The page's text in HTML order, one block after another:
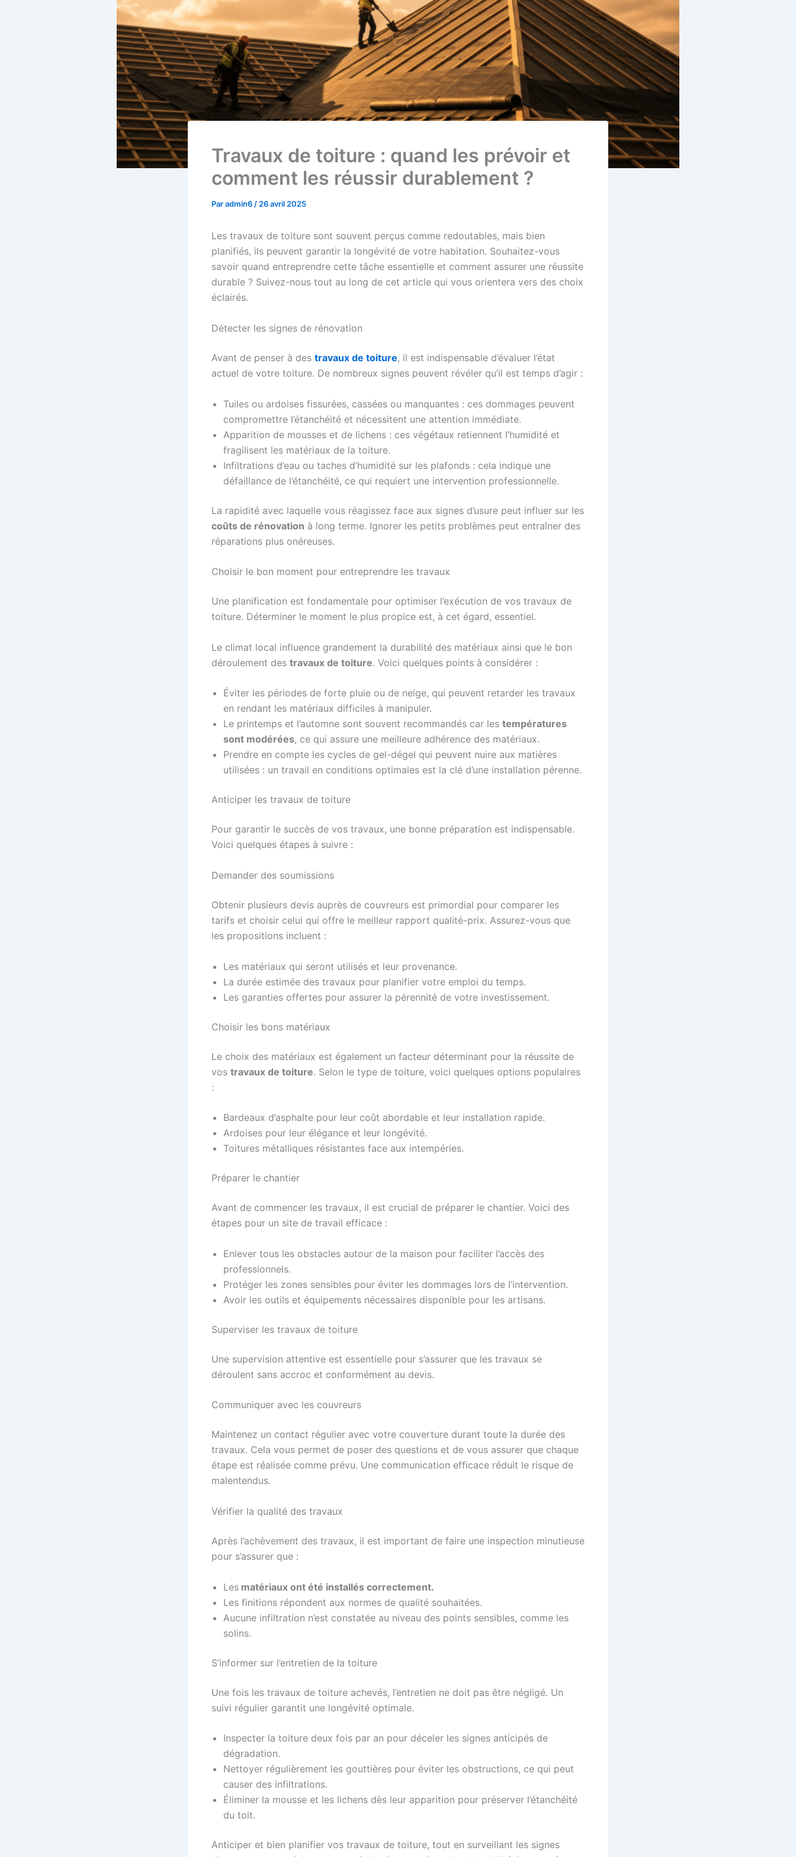
Travaux de toiture : quand les prévoir et
comment les réussir durablement ?
Paradmin6/26 avril 2025
Les travaux de toiture sont souvent perçus comme redoutables, mais bien
planifiés, ils peuvent garantir la longévité de votre habitation. Souhaitez-vous
savoir quand entreprendre cette tâche essentielle et comment assurer une réussite
durable ? Suivez-nous tout au long de cet article qui vous orientera vers des choix
éclairés.
Détecter les signes de rénovation
Avant de penser à des travaux de toiture, il est indispensable d’évaluer l’état
actuel de votre toiture. De nombreux signes peuvent révéler qu’il est temps d’agir :
Tuiles ou ardoises fissurées, cassées ou manquantes : ces dommages peuvent
compromettre l’étanchéité et nécessitent une attention immédiate.
Apparition de mousses et de lichens : ces végétaux retiennent l’humidité et
fragilisent les matériaux de la toiture.
Infiltrations d’eau ou taches d’humidité sur les plafonds : cela indique une
défaillance de l’étanchéité, ce qui requiert une intervention professionnelle.
La rapidité avec laquelle vous réagissez face aux signes d’usure peut influer sur les
coûts de rénovation à long terme. Ignorer les petits problèmes peut entraîner des
réparations plus onéreuses.
Choisir le bon moment pour entreprendre les travaux
Une planification est fondamentale pour optimiser l’exécution de vos travaux de
toiture. Déterminer le moment le plus propice est, à cet égard, essentiel.
Le climat local influence grandement la durabilité des matériaux ainsi que le bon
déroulement des travaux de toiture. Voici quelques points à considérer :
Éviter les périodes de forte pluie ou de neige, qui peuvent retarder les travaux
en rendant les matériaux difficiles à manipuler.
Le printemps et l’automne sont souvent recommandés car les températures
sont modérées, ce qui assure une meilleure adhérence des matériaux.
Prendre en compte les cycles de gel-dégel qui peuvent nuire aux matières
utilisées : un travail en conditions optimales est la clé d’une installation pérenne.
Anticiper les travaux de toiture
Pour garantir le succès de vos travaux, une bonne préparation est indispensable.
Voici quelques étapes à suivre :
Demander des soumissions
Obtenir plusieurs devis auprès de couvreurs est primordial pour comparer les
tarifs et choisir celui qui offre le meilleur rapport qualité-prix. Assurez-vous que
les propositions incluent :
Les matériaux qui seront utilisés et leur provenance.
La durée estimée des travaux pour planifier votre emploi du temps.
Les garanties offertes pour assurer la pérennité de votre investissement.
Choisir les bons matériaux
Le choix des matériaux est également un facteur déterminant pour la réussite de
vos travaux de toiture. Selon le type de toiture, voici quelques options populaires
:
Bardeaux d’asphalte pour leur coût abordable et leur installation rapide.
Ardoises pour leur élégance et leur longévité.
Toitures métalliques résistantes face aux intempéries.
Préparer le chantier
Avant de commencer les travaux, il est crucial de préparer le chantier. Voici des
étapes pour un site de travail efficace :
Enlever tous les obstacles autour de la maison pour faciliter l’accès des
professionnels.
Protéger les zones sensibles pour éviter les dommages lors de l’intervention.
Avoir les outils et équipements nécessaires disponible pour les artisans.
Superviser les travaux de toiture
Une supervision attentive est essentielle pour s’assurer que les travaux se
déroulent sans accroc et conformément au devis.
Communiquer avec les couvreurs
Maintenez un contact régulier avec votre couverture durant toute la durée des
travaux. Cela vous permet de poser des questions et de vous assurer que chaque
étape est réalisée comme prévu. Une communication efficace réduit le risque de
malentendus.
Vérifier la qualité des travaux
Après l’achèvement des travaux, il est important de faire une inspection minutieuse
pour s’assurer que :
Les matériaux ont été installés correctement.
Les finitions répondent aux normes de qualité souhaitées.
Aucune infiltration n’est constatée au niveau des points sensibles, comme les
solins.
S’informer sur l’entretien de la toiture
Une fois les travaux de toiture achevés, l’entretien ne doit pas être négligé. Un
suivi régulier garantit une longévité optimale.
Inspecter la toiture deux fois par an pour déceler les signes anticipés de
dégradation.
Nettoyer régulièrement les gouttières pour éviter les obstructions, ce qui peut
causer des infiltrations.
Éliminer la mousse et les lichens dès leur apparition pour préserver l’étanchéité
du toit.
Anticiper et bien planifier vos travaux de toiture, tout en surveillant les signes